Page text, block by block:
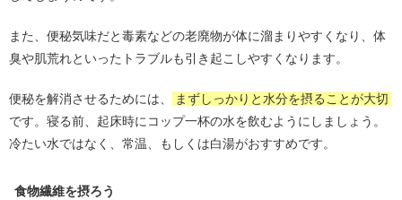
また、便秘気味だと毒素などの老廃物が体に溜まりやすくなり、体
臭や肌荒れといったトラブルも引き起こしやすくなります。
便秘を解消させるためには、
まずしっかりと水分を摂ることが大切
です。寝る前、起床時にコップ一杯の水を飲むようにしましょう。
冷たい水ではなく、常温、もしくは白湯がおすすめです。
食物繊維を摂ろう